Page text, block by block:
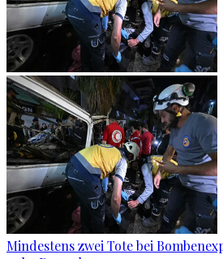
Mindestens zwei Tote bei